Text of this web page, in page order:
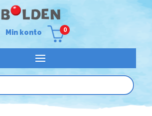
Min konto 0